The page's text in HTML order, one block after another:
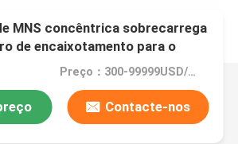
MNS concêntrica sobrecarrega
de encaixotamento para o
& a tubulação de 114mm
Preço：300-99999USD/PC
Contacte-nos